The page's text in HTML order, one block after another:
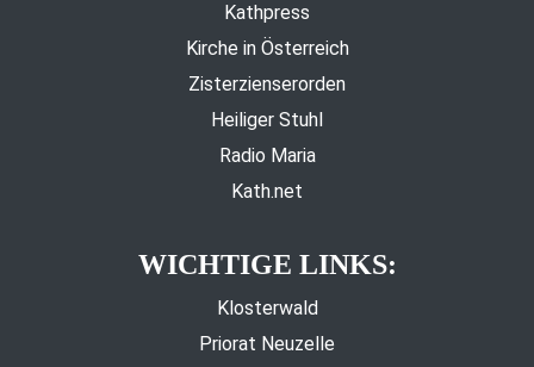
Kathpress
Kirche in Österreich
Zisterzienserorden
Heiliger Stuhl
Radio Maria
Kath.net
WICHTIGE LINKS:
Klosterwald
Priorat Neuzelle